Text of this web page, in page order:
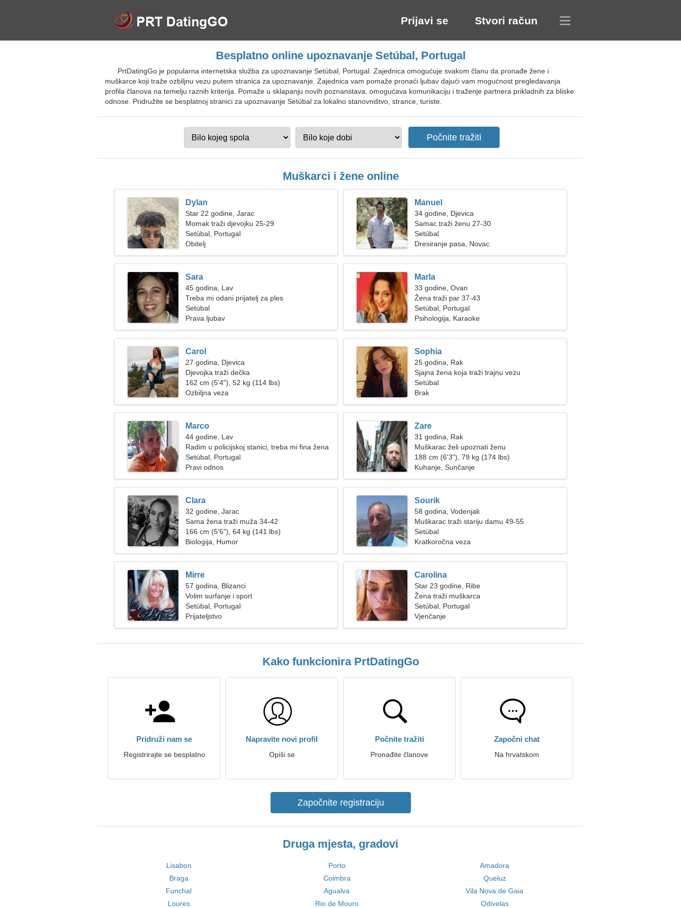
Prijavi se Stvori račun
Besplatno online upoznavanje Setúbal, Portugal
PrtDatingGo je popularna internetska služba za upoznavanje Setúbal, Portugal. Zajednica omogućuje svakom članu da pronađe žene i
muškarce koji traže ozbiljnu vezu putem stranica za upoznavanje. Zajednica vam pomaže pronaći ljubav dajući vam mogućnost pregledavanja
profila članova na temelju raznih kriterija. Pomaže u sklapanju novih poznanstava, omogućava komunikaciju i traženje partnera prikladnih za bliske
odnose. Pridružite se besplatnoj stranici za upoznavanje Setúbal za lokalno stanovništvo, strance, turiste.
Muškarci i žene online
Dylan
Star 22 godine, Jarac
Momak traži djevojku 25-29
Setúbal, Portugal
Obitelj
Manuel
34 godine, Djevica
Samac traži ženu 27-30
Setúbal
Dresiranje pasa, Novac
Sara
45 godina, Lav
Treba mi odani prijatelj za ples
Setúbal
Prava ljubav
Marla
33 godine, Ovan
Žena traži par 37-43
Setúbal, Portugal
Psihologija, Karaoke
Carol
27 godina, Djevica
Djevojka traži dečka
162 cm (5'4"), 52 kg (114 lbs)
Ozbiljna veza
Sophia
25 godina, Rak
Sjajna žena koja traži trajnu vezu
Setúbal
Brak
Marco
44 godine, Lav
Radim u policijskoj stanici, treba mi fina žena
Setúbal, Portugal
Pravi odnos
Zare
31 godina, Rak
Muškarac želi upoznati ženu
188 cm (6'3"), 79 kg (174 lbs)
Kuhanje, Sunčanje
Clara
32 godine, Jarac
Sama žena traži muža 34-42
166 cm (5'6"), 64 kg (141 lbs)
Biologija, Humor
Sourik
58 godina, Vodenjak
Muškarac traži stariju damu 49-55
Setúbal
Kratkoročna veza
Mirre
57 godina, Blizanci
Volim surfanje i sport
Setúbal, Portugal
Prijateljstvo
Carolina
Star 23 godine, Ribe
Žena traži muškarca
Setúbal, Portugal
Vjenčanje
Kako funkcionira PrtDatingGo
Pridruži nam se
Registrirajte se besplatno
Napravite novi profil
Opiši se
Počnite tražiti
Pronađite članove
Započni chat
Na hrvatskom
Započnite registraciju
Druga mjesta, gradovi
Lisabon Porto
Amadora
Braga
Coimbra
Queluz
Funchal
Agualva
Vila Nova de Gaia
Loures
Rio de Mouro Odivelas